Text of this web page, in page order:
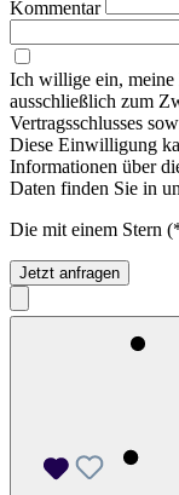
Kommentar
Ich willige ein, meine
ausschließlich zum
Vertragsschlusses
Diese Einwilligung
Informationen über
Daten finden Sie in
Die mit einem Stern
Jetzt anfragen